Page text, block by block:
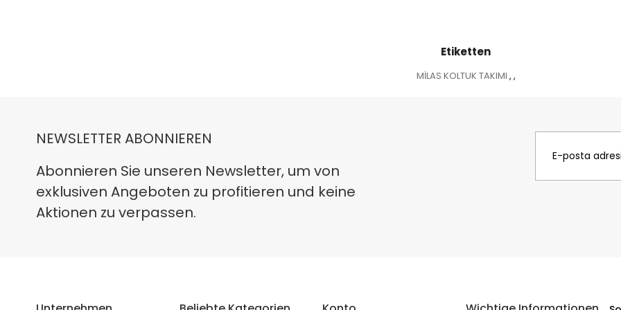
Etiketten
MİLAS KOLTUK TAKIMI , ,
NEWSLETTER ABONNIEREN
Abonnieren Sie unseren Newsletter, um von
exklusiven Angeboten zu profitieren und keine
Aktionen zu verpassen.